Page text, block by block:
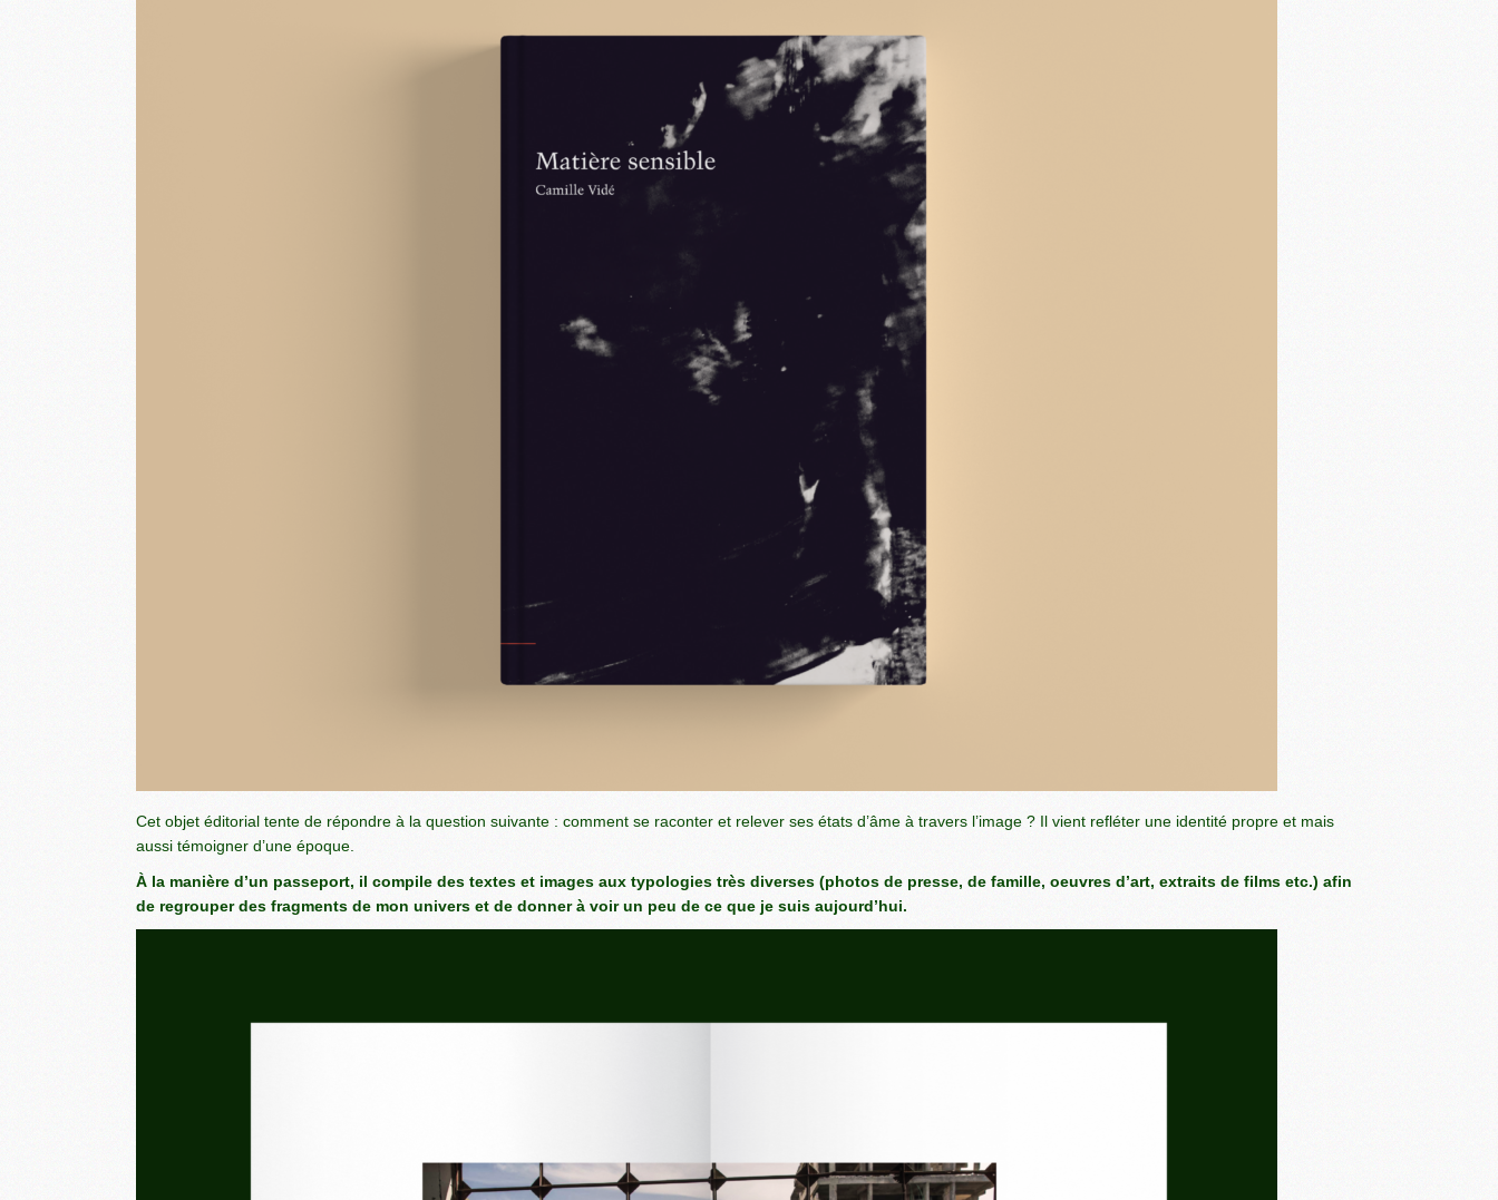
Cet objet éditorial tente de répondre à la question suivante : comment se raconter et relever ses états d’âme à travers l’image ? Il vient refléter une identité propre et mais
aussi témoigner d’une époque.
À la manière d’un passeport, il compile des textes et images aux typologies très diverses (photos de presse, de famille, oeuvres d’art, extraits de films etc.) afin
de regrouper des fragments de mon univers et de donner à voir un peu de ce que je suis aujourd’hui.